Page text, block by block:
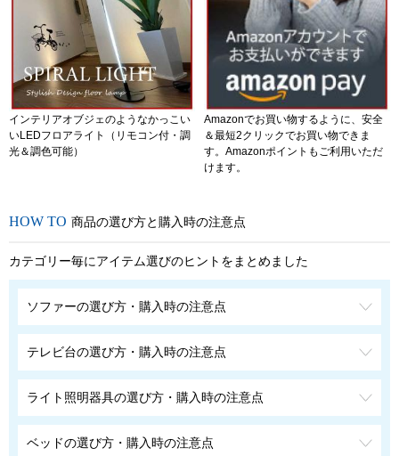
インテリアオブジェのようなかっこい
いLEDフロアライト（リモコン付・調
光＆調色可能）
Amazonでお買い物するように、安全
＆最短2クリックでお買い物できま
す。Amazonポイントもご利用いただ
けます。
商品の選び方と購入時の注意点
カテゴリー毎にアイテム選びのヒントをまとめました
ソファーの選び方・購入時の注意点
テレビ台の選び方・購入時の注意点
ライト照明器具の選び方・購入時の注意点
ベッドの選び方・購入時の注意点